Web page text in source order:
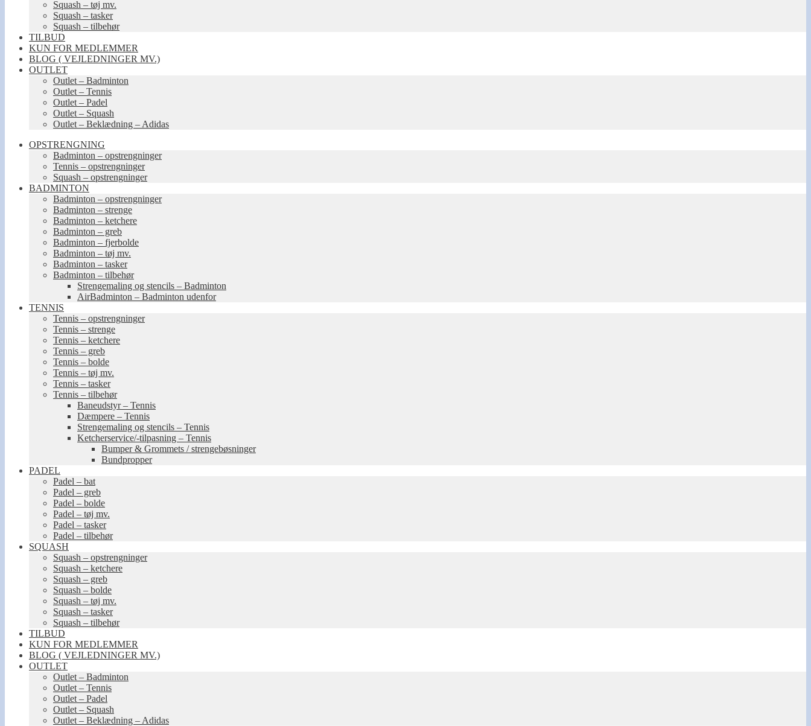
Squash – tøj mv.
Squash – tasker
Squash – tilbehør
TILBUD
KUN FOR MEDLEMMER
BLOG ( VEJLEDNINGER MV.)
OUTLET
Outlet – Badminton
Outlet – Tennis
Outlet – Padel
Outlet – Squash
Outlet – Beklædning – Adidas
OPSTRENGNING
Badminton – opstrengninger
Tennis – opstrengninger
Squash – opstrengninger
BADMINTON
Badminton – opstrengninger
Badminton – strenge
Badminton – ketchere
Badminton – greb
Badminton – fjerbolde
Badminton – tøj mv.
Badminton – tasker
Badminton – tilbehør
Strengemaling og stencils – Badminton
AirBadminton – Badminton udenfor
TENNIS
Tennis – opstrengninger
Tennis – strenge
Tennis – ketchere
Tennis – greb
Tennis – bolde
Tennis – tøj mv.
Tennis – tasker
Tennis – tilbehør
Baneudstyr – Tennis
Dæmpere – Tennis
Strengemaling og stencils – Tennis
Ketcherservice/-tilpasning – Tennis
Bumper & Grommets / strengebøsninger
Bundpropper
PADEL
Padel – bat
Padel – greb
Padel – bolde
Padel – tøj mv.
Padel – tasker
Padel – tilbehør
SQUASH
Squash – opstrengninger
Squash – ketchere
Squash – greb
Squash – bolde
Squash – tøj mv.
Squash – tasker
Squash – tilbehør
TILBUD
KUN FOR MEDLEMMER
BLOG ( VEJLEDNINGER MV.)
OUTLET
Outlet – Badminton
Outlet – Tennis
Outlet – Padel
Outlet – Squash
Outlet – Beklædning – Adidas